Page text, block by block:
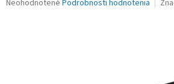
Priemerné
Neohodnotené Podrobnosti hodnotenia